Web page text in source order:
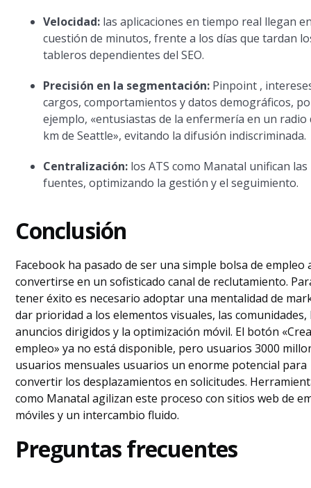
Velocidad: las aplicaciones en tiempo real llegan
cuestión de minutos, frente a los días que tardan
tableros dependientes del SEO.
Precisión en la segmentación: Pinpoint ,
cargos, comportamientos y datos demográficos,
ejemplo, «entusiastas de la enfermería en un radio
km de Seattle», evitando la difusión indiscriminada.
Centralización: los ATS como Manatal unifican las
fuentes, optimizando la gestión y el seguimiento.
Conclusión
Facebook ha pasado de ser una simple bolsa de empleo
convertirse en un sofisticado canal de reclutamiento.
tener éxito es necesario adoptar una mentalidad de
dar prioridad a los elementos visuales, las comunidades,
anuncios dirigidos y la optimización móvil. El botón
empleo» ya no está disponible, pero usuarios 3000
usuarios mensuales usuarios un enorme potencial para
convertir los desplazamientos en solicitudes.
como Manatal agilizan este proceso con sitios web de
móviles y un intercambio fluido.
Preguntas frecuentes